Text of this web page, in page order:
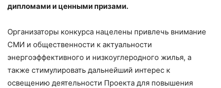
дипломами и ценными призами.
Организаторы конкурса нацелены привлечь внимание
СМИ и общественности к актуальности
энергоэффективного и низкоуглеродного жилья, а
также стимулировать дальнейший интерес к
освещению деятельности Проекта для повышения